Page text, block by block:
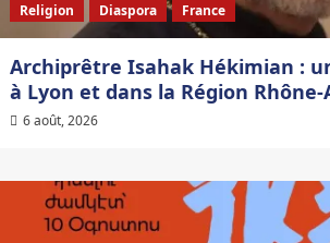
Religion Diaspora France
Archiprêtre Isahak Hékimian :
à Lyon et dans la Région Rhône-
6 août, 2026